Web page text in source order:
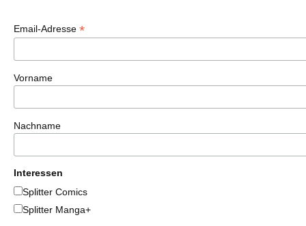
Email-Adresse *
Vorname
Nachname
Interessen
Splitter Comics
Splitter Manga+